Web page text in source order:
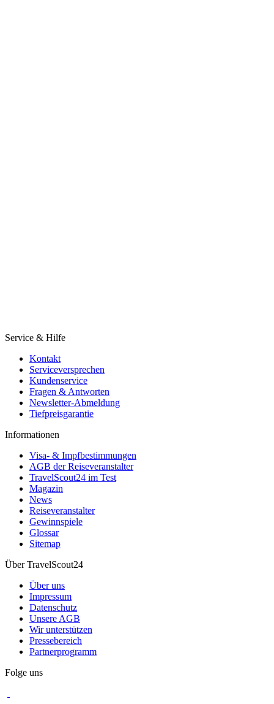
Service & Hilfe
Kontakt
Serviceversprechen
Kundenservice
Fragen & Antworten
Newsletter-Abmeldung
Tiefpreisgarantie
Informationen
Visa- & Impfbestimmungen
AGB der Reiseveranstalter
TravelScout24 im Test
Magazin
News
Reiseveranstalter
Gewinnspiele
Glossar
Sitemap
Über TravelScout24
Über uns
Impressum
Datenschutz
Unsere AGB
Wir unterstützen
Pressebereich
Partnerprogramm
Folge uns